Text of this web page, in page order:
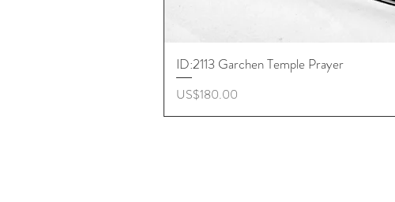
ID:2113 Garchen Temple Prayer
ราคา
US$180.00